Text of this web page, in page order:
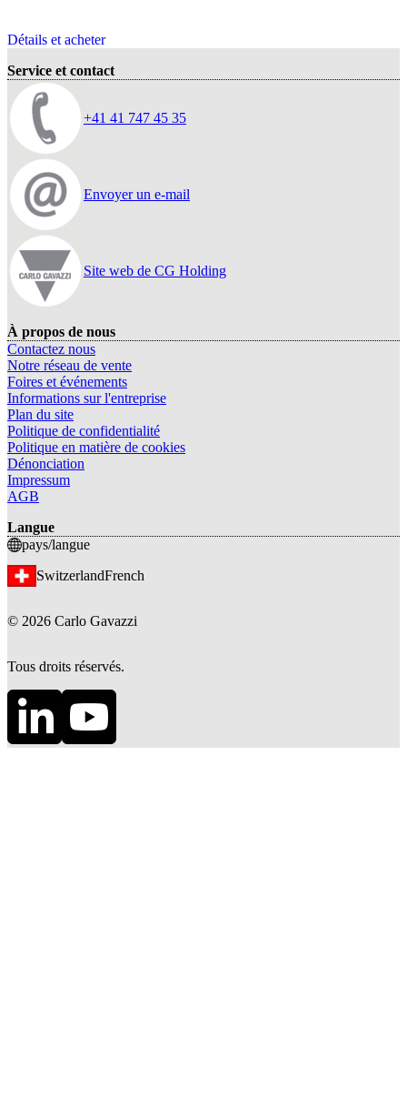
Détails et acheter
Service et contact
+41 41 747 45 35
Envoyer un e-mail
Site web de CG Holding
À propos de nous
Contactez nous
Notre réseau de vente
Foires et événements
Informations sur l'entreprise
Plan du site
Politique de confidentialité
Politique en matière de cookies
Dénonciation
Impressum
AGB
Langue
pays/langue
SwitzerlandFrench
© 2026 Carlo Gavazzi
Tous droits réservés.